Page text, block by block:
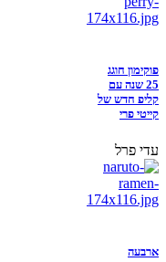
פוקימון חוגג
25 שנה עם
קליפ חדש של
קייטי פרי
עדי פרל
ארבעה